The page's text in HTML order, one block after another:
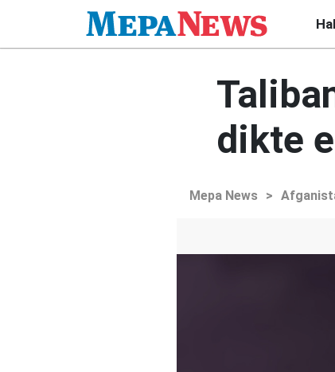
dikte
Mepa News >